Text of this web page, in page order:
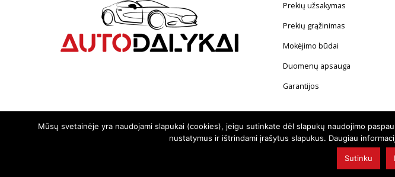
Prekių užsakymas
Prekių grąžinimas
Mokėjimo būdai
Duomenų apsauga
Garantijos
Mūsų svetainėje yra naudojami slapukai (cookies), jeigu sutinkate dėl slapukų naudojimo
nustatymus ir ištrindami įrašytus slapukus. Daugiau
Sutinku